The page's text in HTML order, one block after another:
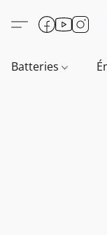
Batteries